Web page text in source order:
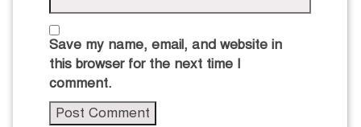
Save my name, email, and website in
this browser for the next time I
comment.